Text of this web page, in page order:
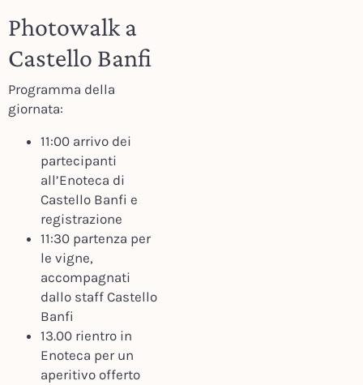
Photowalk a
Castello Banfi
Programma della
giornata:
11:00 arrivo dei
partecipanti
all’Enoteca di
Castello Banfi e
registrazione
11:30 partenza per
le vigne,
accompagnati
dallo staff Castello
Banfi
13.00 rientro in
Enoteca per un
aperitivo offerto